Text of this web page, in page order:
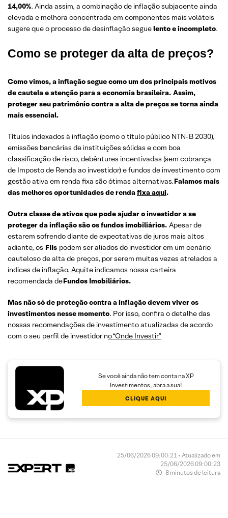
14,00%. Ainda assim, a combinação de inflação subjacente ainda
elevada e melhora concentrada em componentes mais voláteis
sugere que o processo de desinflação seguelento e incompleto.
Como se proteger da alta de preços?
Como vimos, a inflação segue como um dos principais motivos
de cautela e atenção para a economia brasileira. Assim,
proteger seu patrimônio contra a alta de preços se torna ainda
mais essencial.
Títulos indexados à inflação (como o título público NTN-B 2030),
emissões bancárias de instituições sólidas e com boa
classificação de risco, debêntures incentivadas (sem cobrança
de Imposto de Renda ao investidor) e fundos de investimento com
gestão ativa em renda fixa são ótimas alternativas.Falamos mais
das melhores oportunidades de rendafixaaqui.
Outra classe de ativos que pode ajudar o investidor a se
proteger da inflação são os fundos imobiliários. Apesar de
estarem sofrendo diante de expectativas de juros mais altos
adiante, os FIIs podem ser aliados do investidor em um cenário
cauteloso de alta de preços, por serem muitas vezes atrelados a
índices de inflação. Aquite indicamos nossa carteira
recomendada deFundos Imobiliários.
Mas não só de proteção contra a inflação devem viver os
investimentos nesse momento. Por isso, confira o detalhe das
nossas recomendações de investimento atualizadas de acordo
com o seu perfil de investidor no“Onde Investir”
Se você ainda não tem conta na XP
Investimentos, abra a sua!
CLIQUE AQUI
25/06/2026 09:00:21 • Atualizado em
25/06/2026 09:00:23
8 minutos de leitura